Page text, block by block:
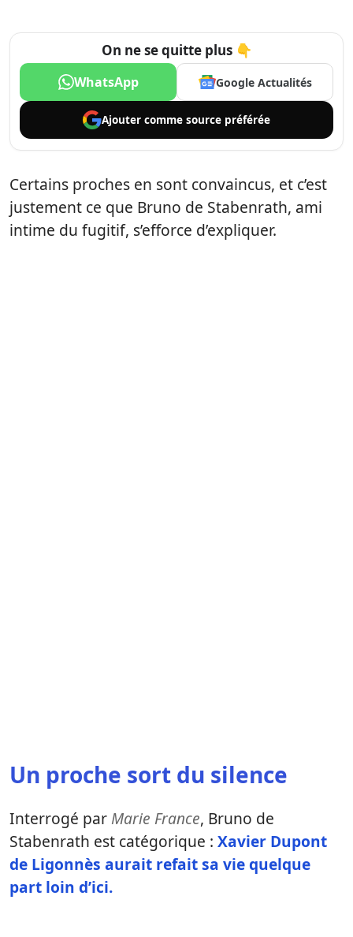
On ne se quitte plus 👇
WhatsApp Google Actualités
Ajouter comme source préférée
Certains proches en sont convaincus, et c’est
justement ce que Bruno de Stabenrath, ami
intime du fugitif, s’efforce d’expliquer.
Un proche sort du silence
Interrogé par Marie France, Bruno de
Stabenrath est catégorique : Xavier Dupont
de Ligonnès aurait refait sa vie quelque
part loin d’ici.